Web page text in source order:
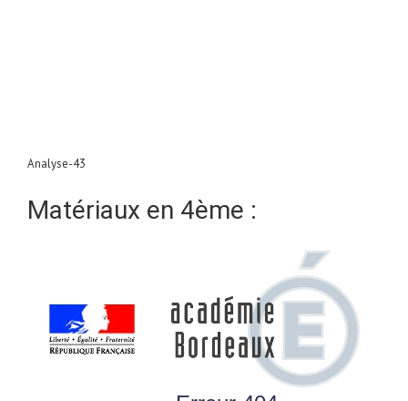
Analyse-43
Matériaux en 4ème :